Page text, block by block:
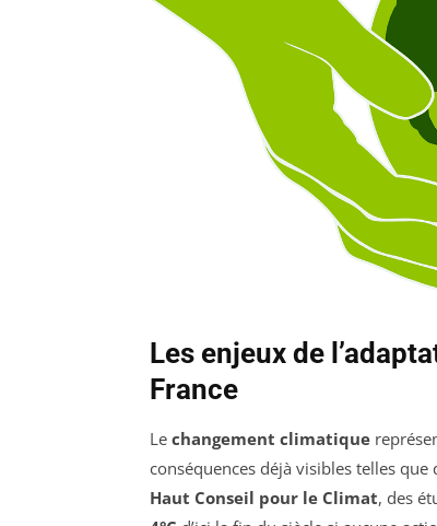
Les enjeux de
France
Le changement climatique
conséquences déjà visibles telles
Haut Conseil pour le Climat, des